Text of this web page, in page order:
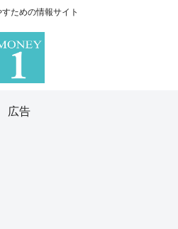
ための情報サイト
広告